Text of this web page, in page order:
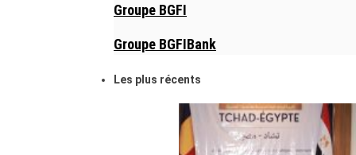
Groupe BGFI
Groupe BGFIBank
Les plus récents